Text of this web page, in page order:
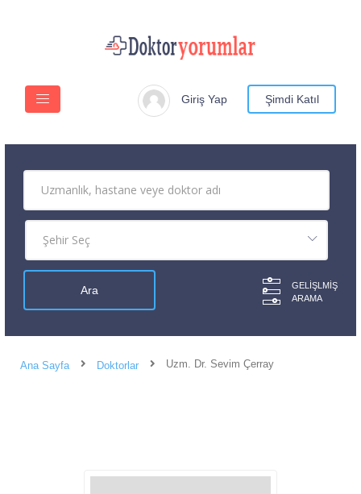
Giriş Yap Şimdi Katıl
GELIŞLMIŞ
ARAMA
Ana Sayfa Doktorlar Uzm. Dr. Sevim Çerray